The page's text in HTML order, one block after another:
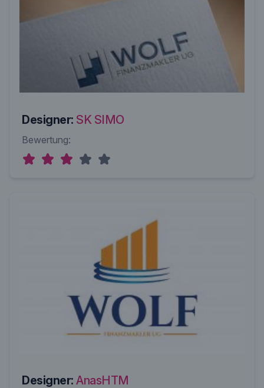
Designer: SK SIMO
Bewertung:
Designer: AnasHTM